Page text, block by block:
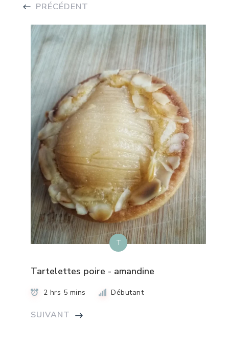
PRÉCÉDENT
T
Tartelettes poire - amandine
2 hrs 5 mins Débutant
SUIVANT